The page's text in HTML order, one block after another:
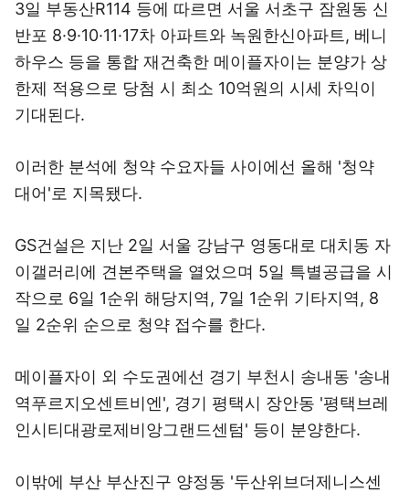
3일 부동산R114 등에 따르면 서울 서초구 잠원동 신
반포 8·9·10·11·17차 아파트와 녹원한신아파트, 베니
하우스 등을 통합 재건축한 메이플자이는 분양가 상
한제 적용으로 당첨 시 최소 10억원의 시세 차익이
기대된다.
이러한 분석에 청약 수요자들 사이에선 올해 '청약
대어'로 지목됐다.
GS건설은 지난 2일 서울 강남구 영동대로 대치동 자
이갤러리에 견본주택을 열었으며 5일 특별공급을 시
작으로 6일 1순위 해당지역, 7일 1순위 기타지역, 8
일 2순위 순으로 청약 접수를 한다.
메이플자이 외 수도권에선 경기 부천시 송내동 '송내
역푸르지오센트비엔', 경기 평택시 장안동 '평택브레
인시티대광로제비앙그랜드센텀' 등이 분양한다.
이밖에 부산 부산진구 양정동 '두산위브더제니스센